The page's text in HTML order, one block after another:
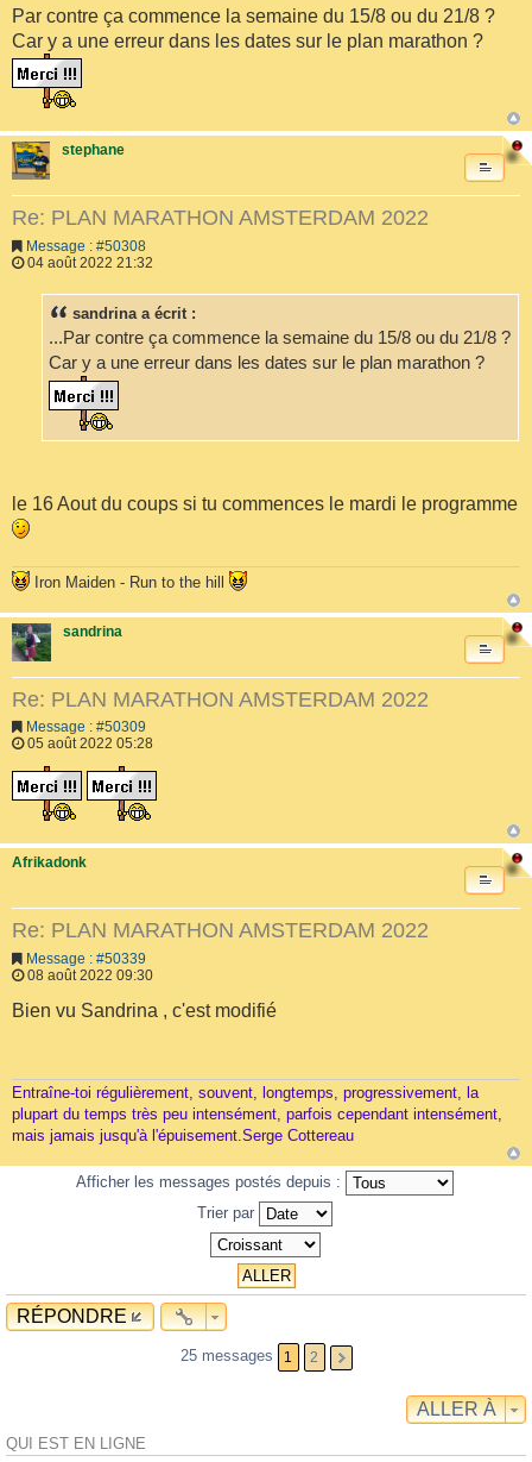
Par contre ça commence la semaine du 15/8 ou du 21/8 ?
Car y a une erreur dans les dates sur le plan marathon ?
stephane
Re: PLAN MARATHON AMSTERDAM 2022
Message : #50308
04 août 2022 21:32
sandrina a écrit :
...Par contre ça commence la semaine du 15/8 ou du 21/8 ?
Car y a une erreur dans les dates sur le plan marathon ?
le 16 Aout du coups si tu commences le mardi le programme
Iron Maiden - Run to the hill
sandrina
Re: PLAN MARATHON AMSTERDAM 2022
Message : #50309
05 août 2022 05:28
Afrikadonk
Re: PLAN MARATHON AMSTERDAM 2022
Message : #50339
08 août 2022 09:30
Bien vu Sandrina , c'est modifié
Entraîne-toi régulièrement, souvent, longtemps, progressivement, la
plupart du temps très peu intensément, parfois cependant intensément,
mais jamais jusqu'à l'épuisement.Serge Cottereau
Afficher les messages postés depuis :
Trier par
RÉPONDRE
25 messages 1 2
ALLER À
QUI EST EN LIGNE